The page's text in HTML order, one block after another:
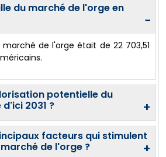
du marché de l'orge en
−
marché de l'orge était de 22 703,51
potentielle du
2031 ?
+
facteurs qui stimulent
de l'orge ?
+